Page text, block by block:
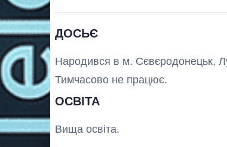
ДОСЬЄ
Народився в м. Сєвєродонецьк,
Тимчасово не працює.
ОСВІТА
Вища освіта.